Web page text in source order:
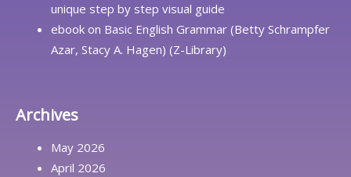
unique step by step visual guide
ebook on Basic English Grammar (Betty Schrampfer
Azar, Stacy A. Hagen) (Z-Library)
Archives
May 2026
April 2026